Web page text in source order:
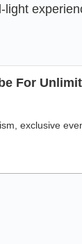
For
exclusive